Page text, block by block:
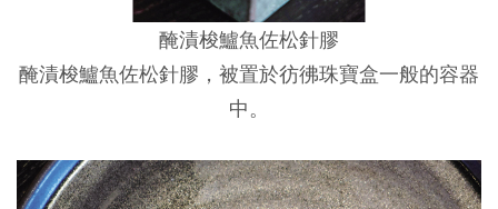
醃漬梭鱸魚佐松針膠
醃漬梭鱸魚佐松針膠，被置於彷彿珠寶盒一般的容器
中。